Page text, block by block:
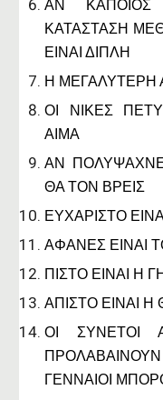
ΑΝ ΚΑΠΟΙΟΣ
ΚΑΤΑΣΤΑΣΗ
ΕΙΝΑΙ ΔΙΠΛΗ
Η ΜΕΓΑΛΥΤΕΡΗ
ΟΙ ΝΙΚΕΣ
ΑΙΜΑ
ΑΝ
ΘΑ ΤΟΝ ΒΡΕΙΣ
ΕΥΧΑΡΙΣΤΟ
ΑΦΑΝΕΣ ΕΙΝΑΙ
ΠΙΣΤΟ ΕΙΝΑΙ Η ΓΗ
ΑΠΙΣΤΟ ΕΙΝΑΙ
ΟΙ ΣΥΝΕΤΟΙ
ΓΕΝΝΑΙΟΙ